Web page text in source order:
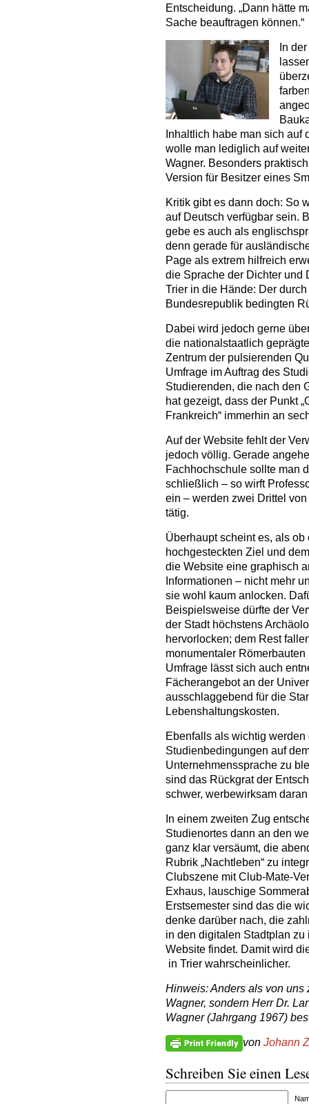
Entscheidung. „Dann hätte
Sache beauftragen können.“
In
Inhaltlich habe man sich
wolle man lediglich auf
Wagner. Besonders
Version für Besitzer eines
Kritik gibt es dann doch: So
auf Deutsch verfügbar sein.
gebe es auch als
denn gerade für
Page als extrem hilfreich
die Sprache der Dichter und
Trier in die Hände: Der
Bundesrepublik bedingten
Dabei wird jedoch gerne
die nationalstaatlich
Zentrum der pulsierenden
Umfrage im Auftrag des
Studierenden, die nach den
hat gezeigt, dass der Punkt
Frankreich“ immerhin an
Auf der Website fehlt der
jedoch völlig. Gerade
Fachhochschule sollte man
schließlich – so wirft
ein – werden zwei Drittel
tätig.
Überhaupt scheint es, als
hochgesteckten Ziel und
die Website eine graphisch
Informationen – nicht mehr
sie wohl kaum anlocken.
Beispielsweise dürfte der
der Stadt höchstens
hervorlocken; dem Rest
monumentaler
Umfrage lässt sich auch
Fächerangebot an der
ausschlaggebend für die
Lebenshaltungskosten.
Ebenfalls als wichtig
Studienbedingungen auf
Unternehmenssprache zu
sind das Rückgrat der
schwer, werbewirksam
In einem zweiten Zug
Studienortes dann an den
ganz klar versäumt, die
Rubrik „Nachtleben“ zu
Clubszene mit Club-Mate-
Exhaus, lauschige
Erstsemester sind das die
denke darüber nach, die
in den digitalen Stadtplan
Website findet. Damit wird
in Trier wahrscheinlicher.
Hinweis: Anders als von uns
Wagner, sondern Herr Dr.
Wagner (Jahrgang 1967)
von Johann
Schreiben Sie einen